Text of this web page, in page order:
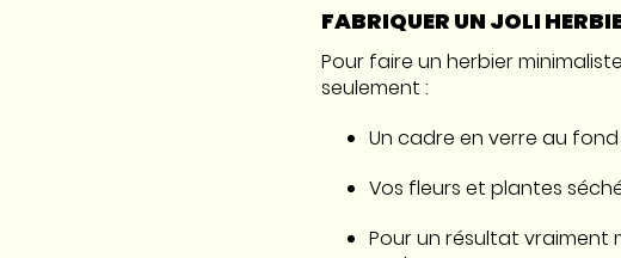
FABRIQUER UN JOLI
Pour faire un herbier
seulement :
Un cadre en verre au
Vos fleurs et plantes
Pour un résultat vraiment